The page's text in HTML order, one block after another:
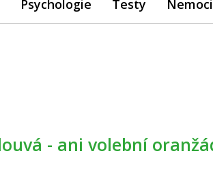
Psychologie Testy Nemoci